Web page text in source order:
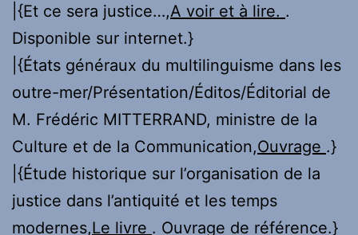
|{Et ce sera justice…,A voir et à lire. .
Disponible sur internet.}
|{États généraux du multilinguisme dans les
outre-mer/Présentation/Éditos/Éditorial de
M. Frédéric MITTERRAND, ministre de la
Culture et de la Communication,Ouvrage .}
|{Étude historique sur l’organisation de la
justice dans l’antiquité et les temps
modernes,Le livre . Ouvrage de référence.}